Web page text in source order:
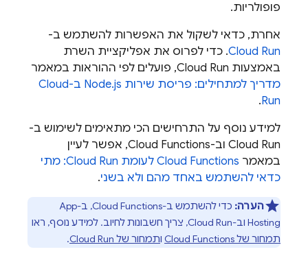
פופולריות.
אחרת, כדאי לשקול את האפשרות להשתמש ב-
Cloud Run. כדי לפרוס את אפליקציית השרת
באמצעות Cloud Run, פועלים לפי ההוראות במאמר
מדריך למתחילים: פריסת שירות Node.js ב-Cloud
Run
.
למידע נוסף על התרחישים הכי מתאימים לשימוש ב-
Cloud Run וב-
Cloud Functions, אפשר לעיין
במאמר Cloud Functions
לעומת Cloud Run: מתי
כדאי להשתמש באחד מהם ולא בשני.
הערה: כדי להשתמש ב-Cloud Functions, ב-App
Hosting וב-Cloud Run, צריך חשבונות לחיוב. למידע נוסף, ראו
תמחור שלCloud Functions ותמחור של Cloud Run .